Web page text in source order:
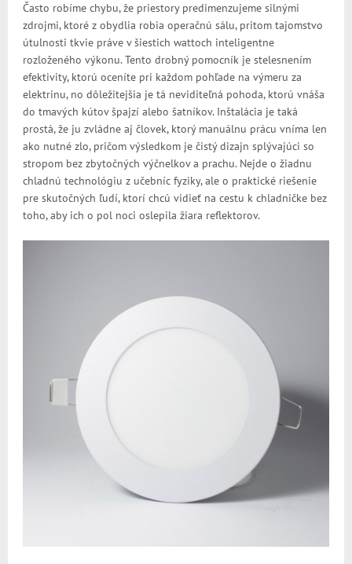
Často robíme chybu, že priestory predimenzujeme silnými
zdrojmi, ktoré z obydlia robia operačnú sálu, pritom tajomstvo
útulnosti tkvie práve v šiestich wattoch inteligentne
rozloženého výkonu. Tento drobný pomocník je stelesnením
efektivity, ktorú oceníte pri každom pohľade na výmeru za
elektrinu, no dôležitejšia je tá neviditeľná pohoda, ktorú vnáša
do tmavých kútov špajzí alebo šatníkov. Inštalácia je taká
prostá, že ju zvládne aj človek, ktorý manuálnu prácu vníma len
ako nutné zlo, pričom výsledkom je čistý dizajn splývajúci so
stropom bez zbytočných výčnelkov a prachu. Nejde o žiadnu
chladnú technológiu z učebníc fyziky, ale o praktické riešenie
pre skutočných ľudí, ktorí chcú vidieť na cestu k chladničke bez
toho, aby ich o pol noci oslepila žiara reflektorov.